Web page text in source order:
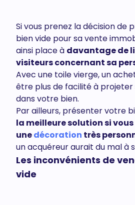
Si vous prenez la décision de
bien vide pour sa vente
ainsi place à davantage de
visiteurs concernant sa
Avec une toile vierge, un
être plus de facilité à
dans votre bien.
Par ailleurs, présenter votre
la meilleure solution si
unedécoration très
un acquéreur aurait du mal à
Les inconvénients de
vide